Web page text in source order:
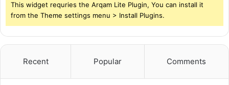
This widget requries the Arqam Lite Plugin, You can install it
from the Theme settings menu > Install Plugins.
Recent Popular Comments